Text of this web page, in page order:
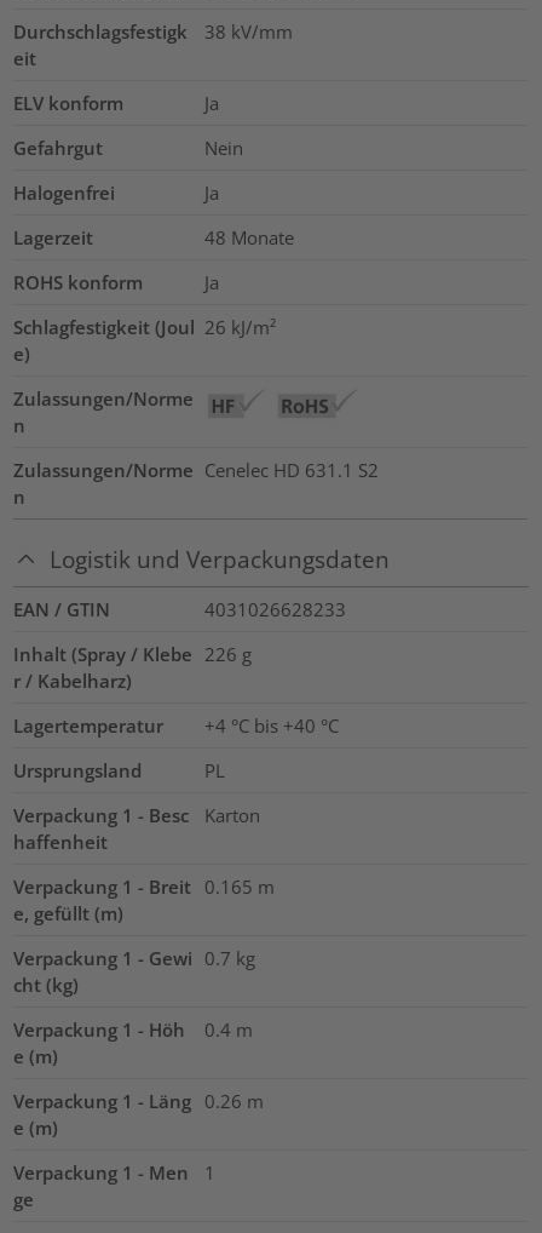
Durchschlagsfestigk
eit
38 kV/mm
ELV konform
Ja
Gefahrgut
Nein
Halogenfrei
Ja
Lagerzeit
48 Monate
ROHS konform
Ja
Schlagfestigkeit (Joul
e)
26 kJ/m²
Zulassungen/Norme
n
Zulassungen/Norme
n
Cenelec HD 631.1 S2
Logistik und Verpackungsdaten
EAN / GTIN
4031026628233
Inhalt (Spray / Klebe
r / Kabelharz)
226 g
Lagertemperatur
+4 °C bis +40 °C
Ursprungsland
PL
Verpackung 1 - Besc
haffenheit
Karton
Verpackung 1 - Breit
e, gefüllt (m)
0.165 m
Verpackung 1 - Gewi
cht (kg)
0.7 kg
Verpackung 1 - Höh
e (m)
0.4 m
Verpackung 1 - Läng
e (m)
0.26 m
Verpackung 1 - Men
ge
1